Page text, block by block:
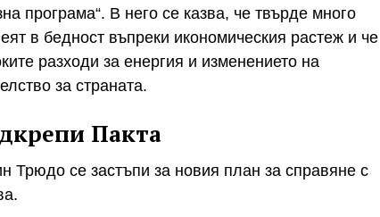
програма“. В него се казва, че твърде много
в бедност въпреки икономическия растеж и че
разходи за енергия и изменението на
за страната.
Пакта
Трюдо се застъпи за новия план за справяне с